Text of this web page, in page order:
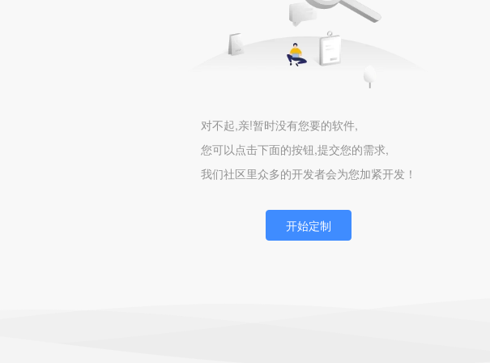
对不起,亲!暂时没有您要的软件,
您可以点击下面的按钮,提交您的需求,
我们社区里众多的开发者会为您加紧开发！
开始定制